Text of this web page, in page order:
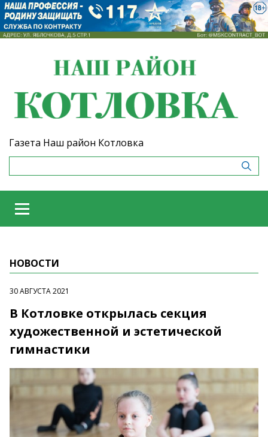
Газета Наш район Котловка
НОВОСТИ
30 АВГУСТА 2021
В Котловке открылась секция
художественной и эстетической
гимнастики ⠀